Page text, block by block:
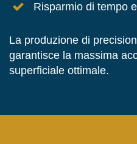
Risparmio di tempo
La produzione di
garantisce la massima
superficiale ottimale.